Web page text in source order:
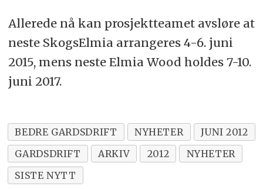
Allerede nå kan prosjektteamet avsløre at
neste SkogsElmia arrangeres 4-6. juni
2015, mens neste Elmia Wood holdes 7-10.
juni 2017.
BEDRE GARDSDRIFT NYHETER
JUNI 2012
GARDSDRIFT
ARKIV 2012
NYHETER
SISTE NYTT